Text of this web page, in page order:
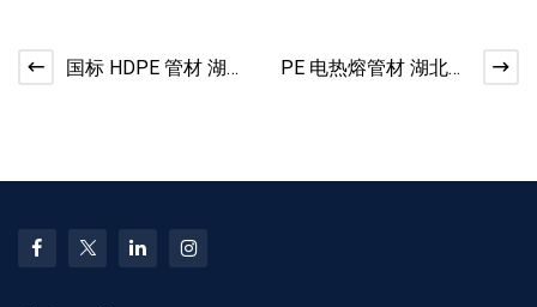
国标 HDPE 管材 湖北
PE 电热熔管材 湖北市